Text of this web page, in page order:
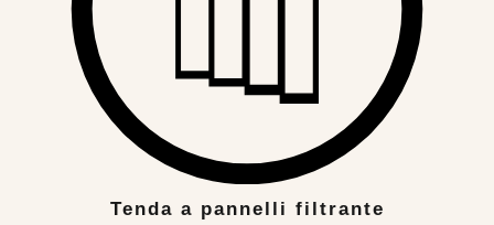
Tenda a pannelli filtrante